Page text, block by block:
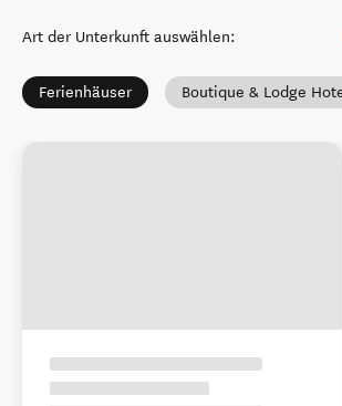
Art der Unterkunft auswählen:
Ferienhäuser Boutique & Lodge